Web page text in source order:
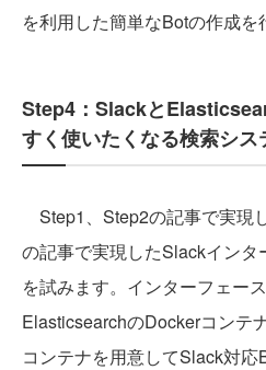
を利用した簡単なBotの作成を
Step4：Slackと
すく使いたくなる検索シス
Step1、Step2の記事で実現
の記事で実現したSlackインタ
を試みます。インターフェー
ElasticsearchのDockerコンテ
コンテナを用意してSlack対